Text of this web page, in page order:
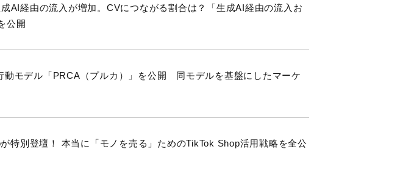
AI経由の流入が増加。CVにつながる割合は？「生成AI経由の流入お
公開
動モデル「PRCA（プルカ）」を公開 同モデルを基盤にしたマーケ
が特別登壇！ 本当に「モノを売る」ためのTikTok Shop活用戦略を全公